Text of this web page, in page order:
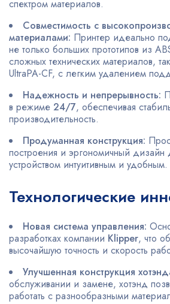
спектром материалов.
Совместимость с
материалами: Принтер идеально
не только больших прототипов из
сложных технических материалов,
UltraPA-CF, с легким удалением
Надежность и непрерывность:
в режиме 24/7, обеспечивая
производительность.
Продуманная конструкция:
построения и эргономичный дизайн
устройством интуитивным и удобным.
Технологические
Новая система управления:
разработках компании Klipper, что
высочайшую точность и скорость
Улучшенная конструкция
обслуживании и замене, хотэнд
работать с разнообразными